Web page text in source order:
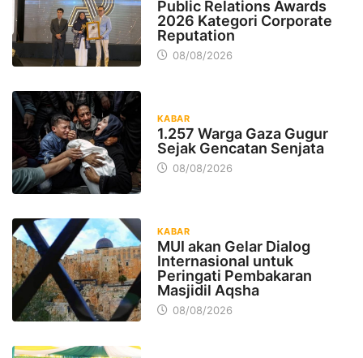
Public Relations Awards
2026 Kategori Corporate
Reputation
08/08/2026
KABAR
1.257 Warga Gaza Gugur
Sejak Gencatan Senjata
08/08/2026
KABAR
MUI akan Gelar Dialog
Internasional untuk
Peringati Pembakaran
Masjidil Aqsha
08/08/2026